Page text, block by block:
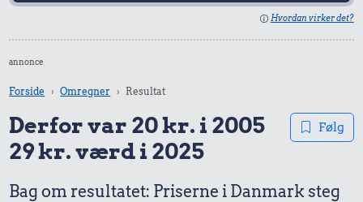
Hvordan virker det?
annonce
Forside Omregner Resultat
Derfor var 20 kr. i 2005
29 kr. værd i 2025
Følg
Bag om resultatet: Priserne i Danmark steg